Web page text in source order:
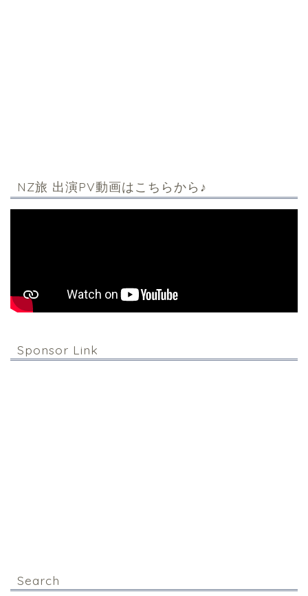
NZ旅 出演PV動画はこちらから♪
Sponsor Link
Search